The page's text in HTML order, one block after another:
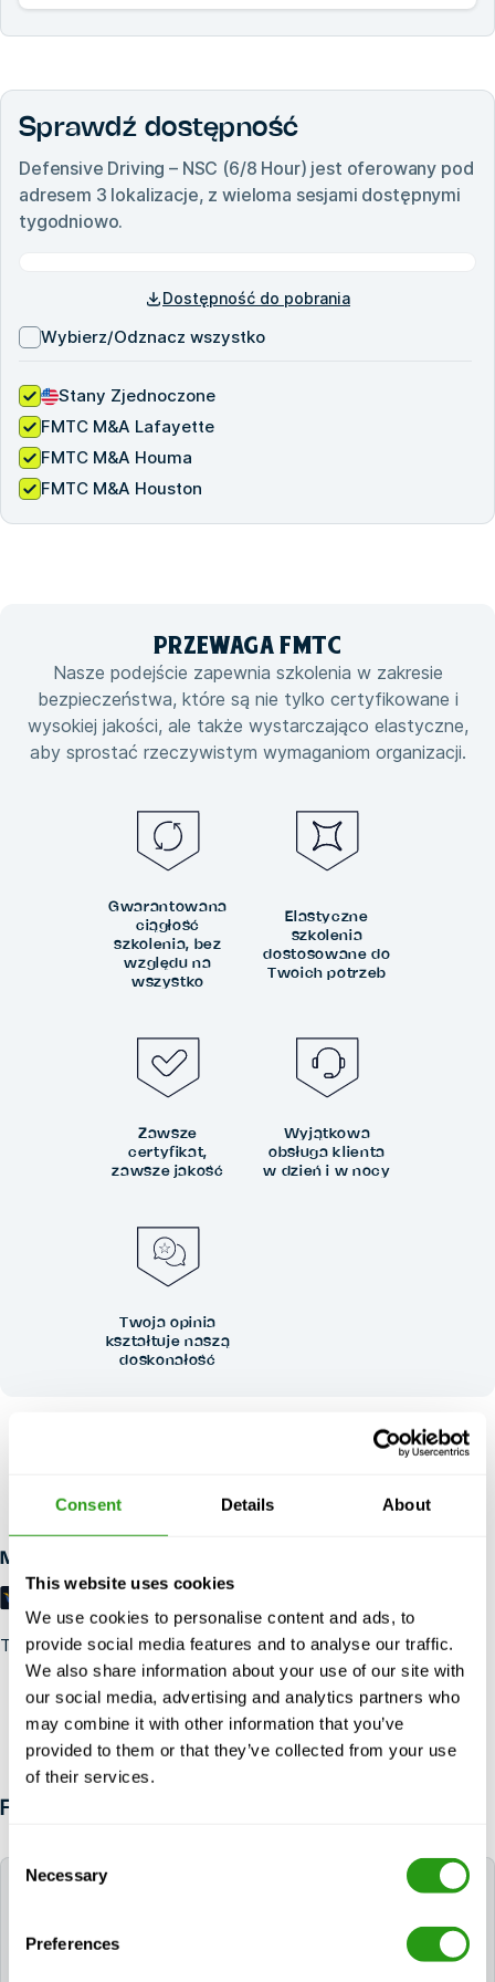
Consent Details About
This website uses cookies
We use cookies to personalise content and ads, to
provide social media features and to analyse our traffic.
We also share information about your use of our site with
our social media, advertising and analytics partners who
may combine it with other information that you’ve
provided to them or that they’ve collected from your use
of their services.
Consent
Selection
Necessary
Preferences
Sprawdź dostępność
Defensive Driving – NSC (6/8 Hour) jest oferowany pod
adresem 3 lokalizacje, z wieloma sesjami dostępnymi
tygodniowo.
Dostępność do pobrania
Wybierz/Odznacz wszystko
Stany Zjednoczone
FMTC M&A Lafayette
FMTC M&A Houma
FMTC M&A Houston
przedpłaty wymagane.
Metody płatności
Trustpilot
PRZEWAGA FMTC
Nasze podejście zapewnia szkolenia w zakresie
bezpieczeństwa, które są nie tylko certyfikowane i
wysokiej jakości, ale także wystarczająco elastyczne,
aby sprostać rzeczywistym wymaganiom organizacji.
Gwarantowana
ciągłość
szkolenia, bez
względu na
wszystko
Elastyczne
szkolenia
dostosowane do
Twoich potrzeb
Zawsze
certyfikat,
zawsze jakość
Wyjątkowa
obsługa klienta
w dzień i w nocy
Twoja opinia
kształtuje naszą
doskonałość
FAQ
Czy FMTC może pomóc mi zarezerwować hotel